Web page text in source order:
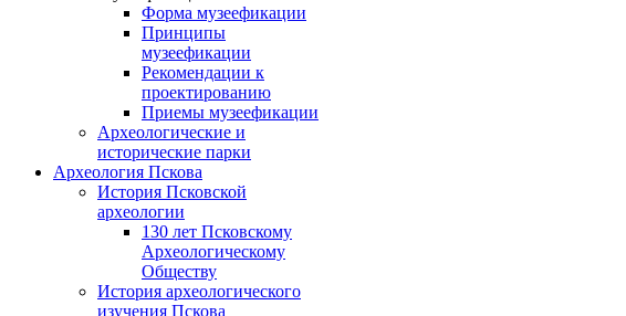
Форма музеефикации
Принципы
музеефикации
Рекомендации к
проектированию
Приемы музеефикации
Археологические и
исторические парки
Археология Пскова
История Псковской
археологии
130 лет Псковскому
Археологическому
Обществу
История археологического
изучения Пскова